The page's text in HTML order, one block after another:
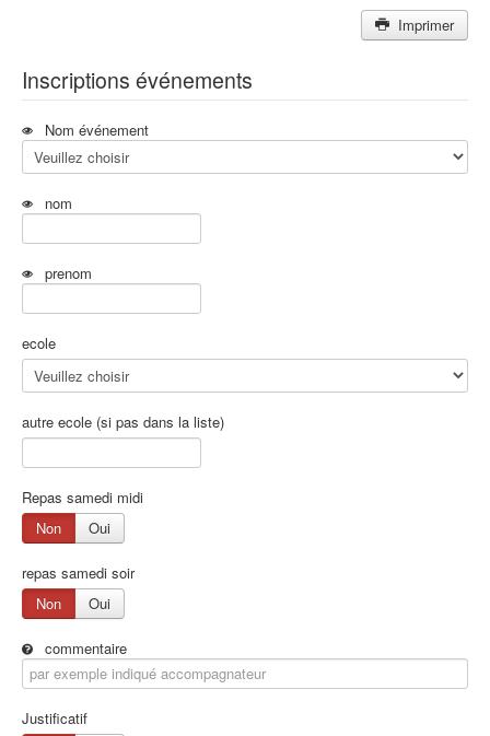
Imprimer
Inscriptions événements
Nom événement
nom
prenom
ecole
autre ecole (si pas dans la liste)
Repas samedi midi
Non
Oui
repas samedi soir
Non
Oui
commentaire
Justificatif